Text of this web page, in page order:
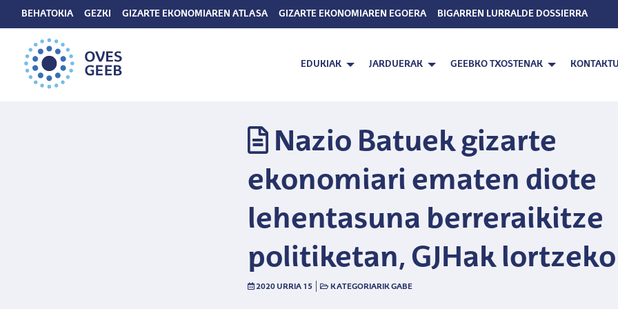
BEHATOKIA GEZKI GIZARTE EKONOMIAREN ATLASA GIZARTE EKONOMIAREN EGOERA BIGARREN LURRALDE DOSSIERRA
EDUKIAK JARDUERAK GEEBKO TXOSTENAK
Nazio Batuek gizarte
ekonomiari ematen diote
lehentasuna berreraikitze
politiketan, GJHak lortzeko
2020 URRIA 15 KATEGORIARIK GABE